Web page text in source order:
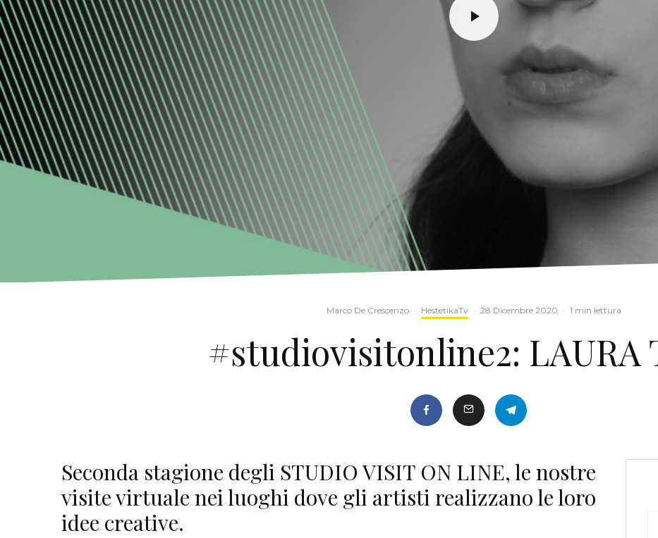
Marco De Crescenzo · HestetikaTv · 28 Dicembre 2020 · 1 min lettura
#studiovisitonline2: LAURA
Seconda stagione degli STUDIO VISIT ON LINE, le nostre
visite virtuale nei luoghi dove gli artisti realizzano le loro
idee creative.